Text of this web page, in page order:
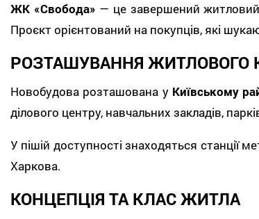
ЖК «Свобода» — це завершений житловий
Проєкт орієнтований на покупців, які
РОЗТАШУВАННЯ ЖИТЛОВОГО
Новобудова розташована у Київському
ділового центру, навчальних закладів,
У пішій доступності знаходяться станції
Харкова.
КОНЦЕПЦІЯ ТА КЛАС ЖИТЛА